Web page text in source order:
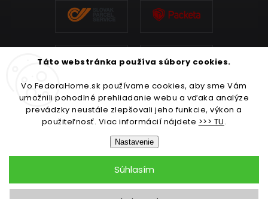
Táto webstránka používa súbory cookies.
Vo FedoraHome.sk používame cookies, aby sme Vám
umožnili pohodlné prehliadanie webu a vďaka analýze
prevádzky neustále zlepšovali jeho funkcie, výkon a
použiteľnosť. Viac informácií nájdete >>> TU.
Nastavenie
Súhlasím
Copyright 2026FedoraHome.sk. Všetky práva vyhradené.